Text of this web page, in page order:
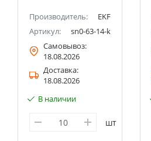
Производитель:
EKF
Артикул:
sn0-63-14-k
Самовывоз:
18.08.2026
Доставка:
18.08.2026
В наличии
шт